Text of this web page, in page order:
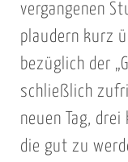
vergangenen
plaudern kurz
bezüglich der
schließlich
neuen Tag, drei
die gut zu